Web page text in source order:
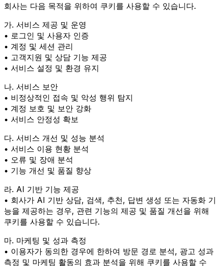
회사는 다음 목적을 위하여 쿠키를 사용할 수 있습니다.
가. 서비스 제공 및 운영
• 로그인 및 사용자 인증
• 계정 및 세션 관리
• 고객지원 및 상담 기능 제공
• 서비스 설정 및 환경 유지
나. 서비스 보안
• 비정상적인 접속 및 악성 행위 탐지
• 계정 보호 및 보안 강화
• 서비스 안정성 확보
다. 서비스 개선 및 성능 분석
• 서비스 이용 현황 분석
• 오류 및 장애 분석
• 기능 개선 및 품질 향상
라. AI 기반 기능 제공
• 회사가 AI 기반 상담, 검색, 추천, 답변 생성 또는 자동화 기
능을 제공하는 경우, 관련 기능의 제공 및 품질 개선을 위해
쿠키를 사용할 수 있습니다.
마. 마케팅 및 성과 측정
• 이용자가 동의한 경우에 한하여 방문 경로 분석, 광고 성과
측정 및 마케팅 활동의 효과 분석을 위해 쿠키를 사용할 수